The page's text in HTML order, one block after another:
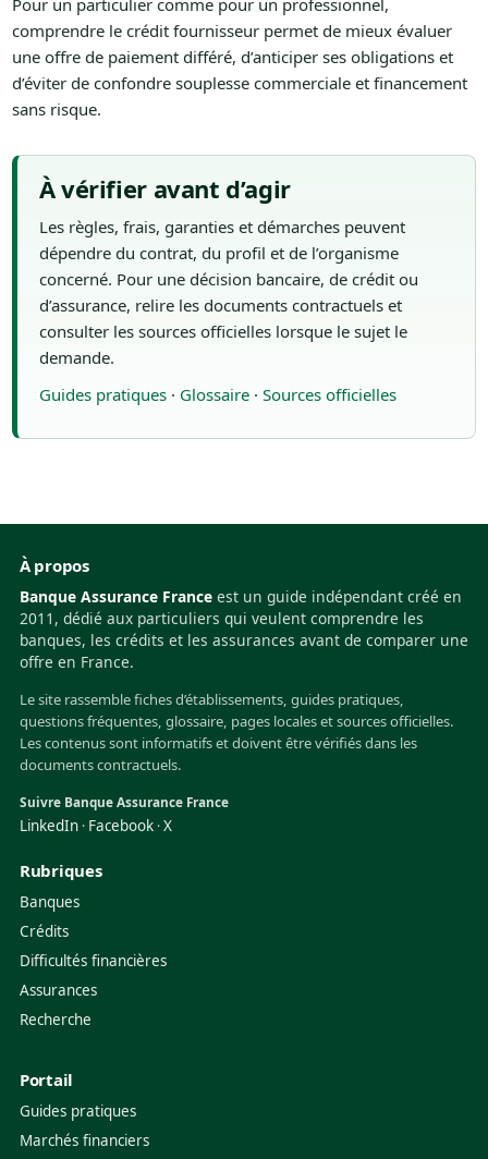
Pour un particulier comme pour un professionnel,
comprendre le crédit fournisseur permet de mieux évaluer
une offre de paiement différé, d’anticiper ses obligations et
d’éviter de confondre souplesse commerciale et financement
sans risque.
À vérifier avant d’agir
Les règles, frais, garanties et démarches peuvent
dépendre du contrat, du profil et de l’organisme
concerné. Pour une décision bancaire, de crédit ou
d’assurance, relire les documents contractuels et
consulter les sources officielles lorsque le sujet le
demande.
Guides pratiques· Glossaire· Sources officielles
À propos
Banque Assurance France est un guide indépendant créé en
2011, dédié aux particuliers qui veulent comprendre les
banques, les crédits et les assurances avant de comparer une
offre en France.
Le site rassemble fiches d’établissements, guides pratiques,
questions fréquentes, glossaire, pages locales et sources officielles.
Les contenus sont informatifs et doivent être vérifiés dans les
documents contractuels.
Suivre Banque Assurance France
LinkedIn · Facebook ·X
Rubriques
Banques
Crédits
Difficultés financières
Assurances
Recherche
Portail
Guides pratiques
Marchés financiers